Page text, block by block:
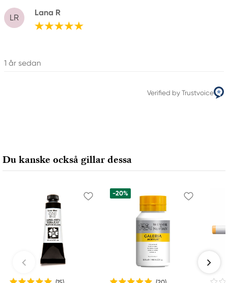
LR
Lana R
1 år sedan
Verified by Trustvoice
Du kanske också gillar dessa
-20%